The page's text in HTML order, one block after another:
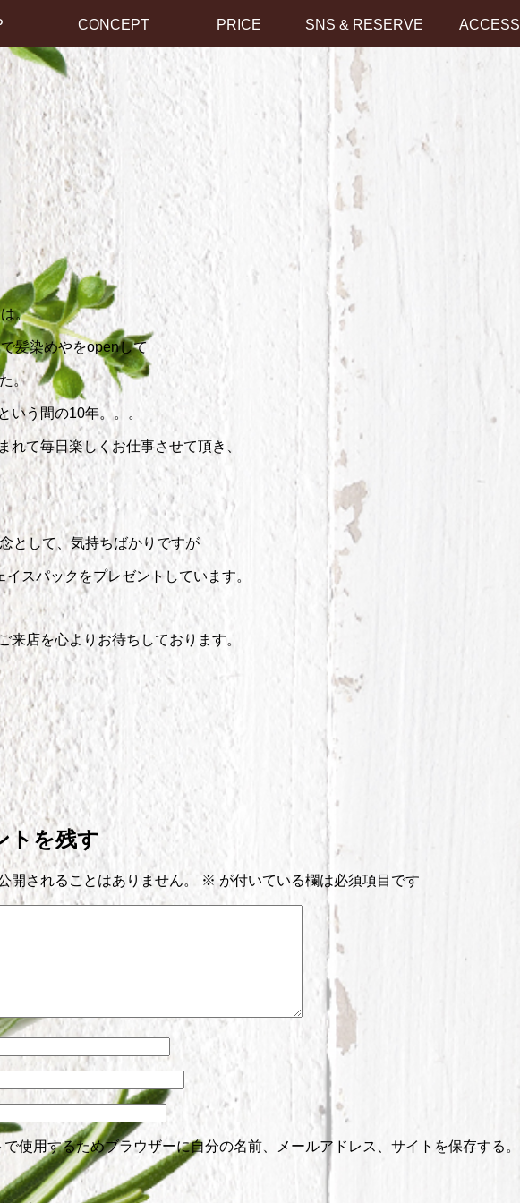
CONCEPT PRICE SNS & RESERVE ACCESS
。
髪染めやをopenして
。
いう間の10年。。。
れて毎日楽しくお仕事させて頂き、
として、気持ちばかりですが
スパックをプレゼントしています。
来店を心よりお待ちしております。
トを残す
開されることはありません。 ※が付いている欄は必須項目です
使用するためブラウザーに自分の名前、メールアドレス、サイトを保存する。